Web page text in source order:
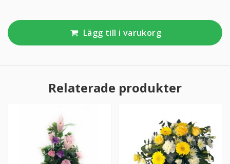
Lägg till i varukorg
Relaterade produkter